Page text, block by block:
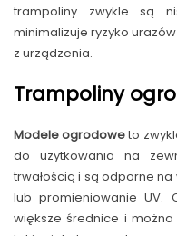
trampoliny zwykle są
minimalizuje ryzyko
z urządzenia.
Trampoliny
Modele ogrodoweto
do użytkowania na
trwałością i są odporne
lub promieniowanie UV.
większe średnice i